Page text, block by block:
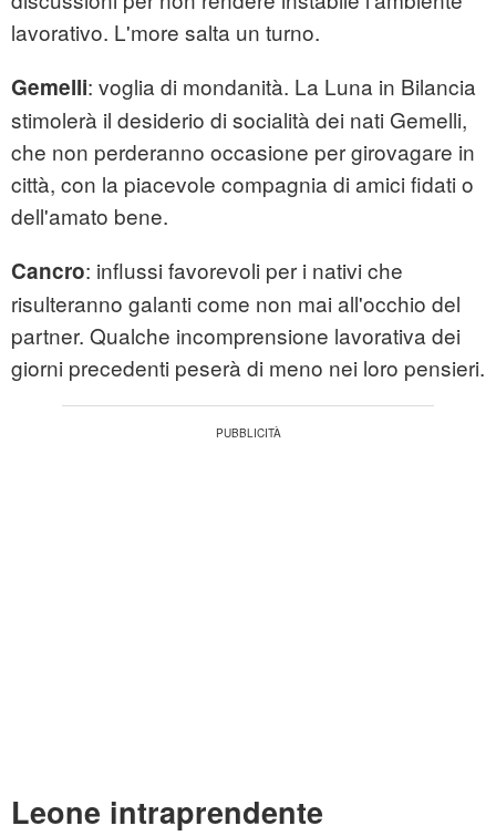
lavorativo. L'more salta un turno.
Gemelli: voglia di mondanità. La Luna in Bilancia
stimolerà il desiderio di socialità dei nati Gemelli,
che non perderanno occasione per girovagare in
città, con la piacevole compagnia di amici fidati o
dell'amato bene.
Cancro: influssi favorevoli per i nativi che
risulteranno galanti come non mai all'occhio del
partner. Qualche incomprensione lavorativa dei
giorni precedenti peserà di meno nei loro pensieri.
Leone intraprendente